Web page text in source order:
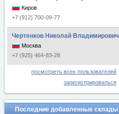
Киров
+7 (912) 700-09-77
Чертенков Николай Владимирович
Москва
+7 (925) 464-83-28
посмотреть всех пользователей
зарегистрироваться
Последние добавленные склады